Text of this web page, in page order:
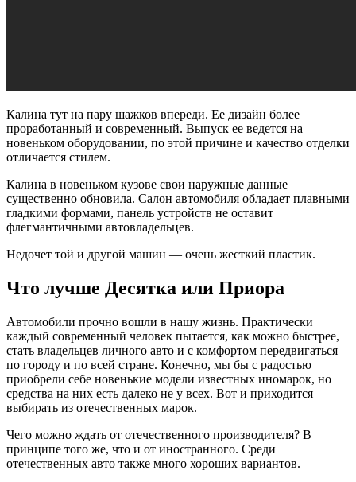
Калина тут на пару шажков впереди. Ее дизайн более
проработанный и современный. Выпуск ее ведется на
новеньком оборудовании, по этой причине и качество отделки
отличается стилем.
Калина в новеньком кузове свои наружные данные
существенно обновила. Салон автомобиля обладает плавными
гладкими формами, панель устройств не оставит
флегмантичными автовладельцев.
Недочет той и другой машин — очень жесткий пластик.
Что лучше Десятка или Приора
Автомобили прочно вошли в нашу жизнь. Практически
каждый современный человек пытается, как можно быстрее,
стать владельцев личного авто и с комфортом передвигаться
по городу и по всей стране. Конечно, мы бы с радостью
приобрели себе новенькие модели известных иномарок, но
средства на них есть далеко не у всех. Вот и приходится
выбирать из отечественных марок.
Чего можно ждать от отечественного производителя? В
принципе того же, что и от иностранного. Среди
отечественных авто также много хороших вариантов.